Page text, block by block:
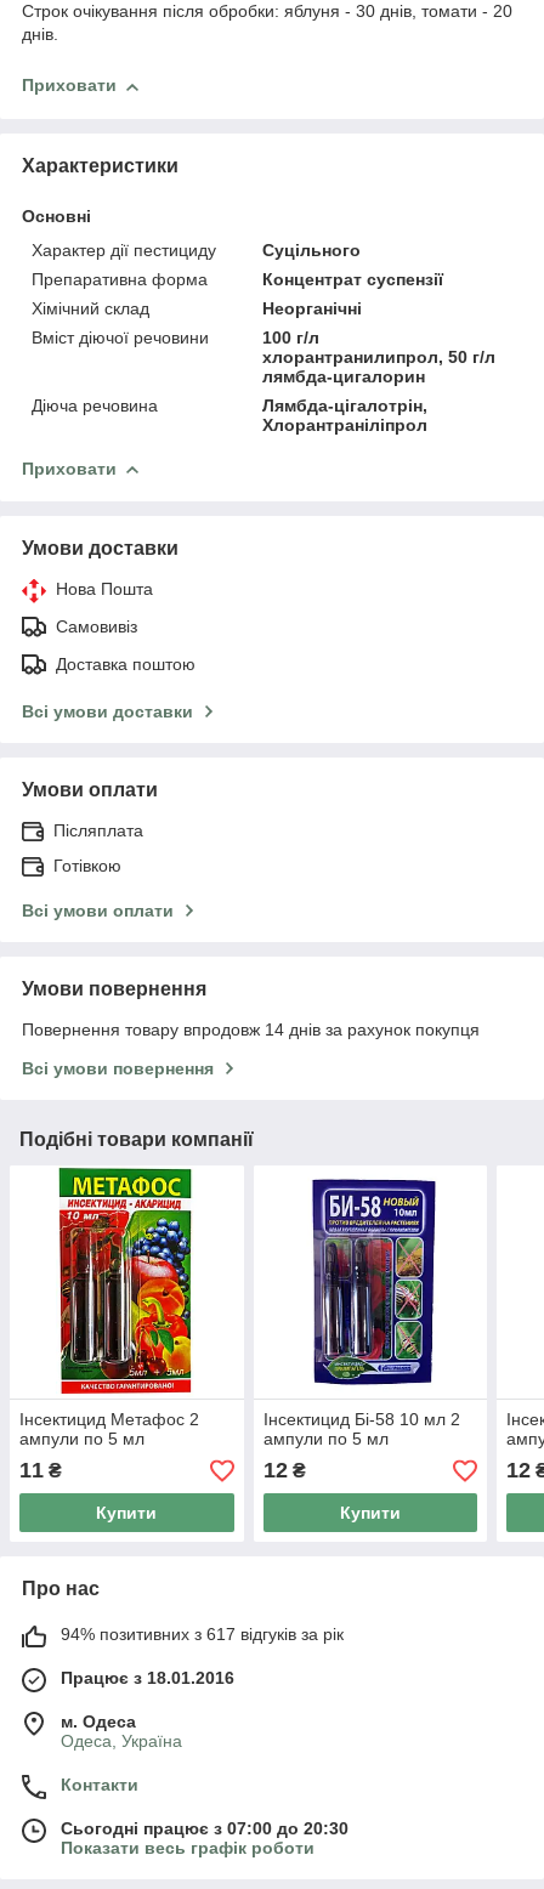
Строк очікування після обробки: яблуня - 30 днів, томати - 20
днів.
Приховати
Характеристики
Основні
Характер дії пестициду
Суцільного
Препаративна форма
Концентрат суспензії
Хімічний склад
Неорганічні
Вміст діючої речовини
100 г/л
хлорантранилипрол, 50 г/л
лямбда-цигалорин
Діюча речовина
Лямбда-цігалотрін,
Хлорантраніліпрол
Приховати
Умови доставки
Нова Пошта
Самовивіз
Доставка поштою
Всі умови доставки
Умови оплати
Післяплата
Готівкою
Всі умови оплати
Умови повернення
Повернення товару впродовж 14 днів за рахунок покупця
Всі умови повернення
Подібні товари компанії
Інсектицид Метафос 2
ампули по 5 мл
11 ₴
Купити
Інсектицид Бі-58 10 мл 2
ампули по 5 мл
12₴
Купити
12
Про нас
94% позитивних з 617 відгуків за рік
Працює з 18.01.2016
м. Одеса
Одеса, Україна
Контакти
Сьогодні працює з 07:00 до 20:30
Показати весь графік роботи